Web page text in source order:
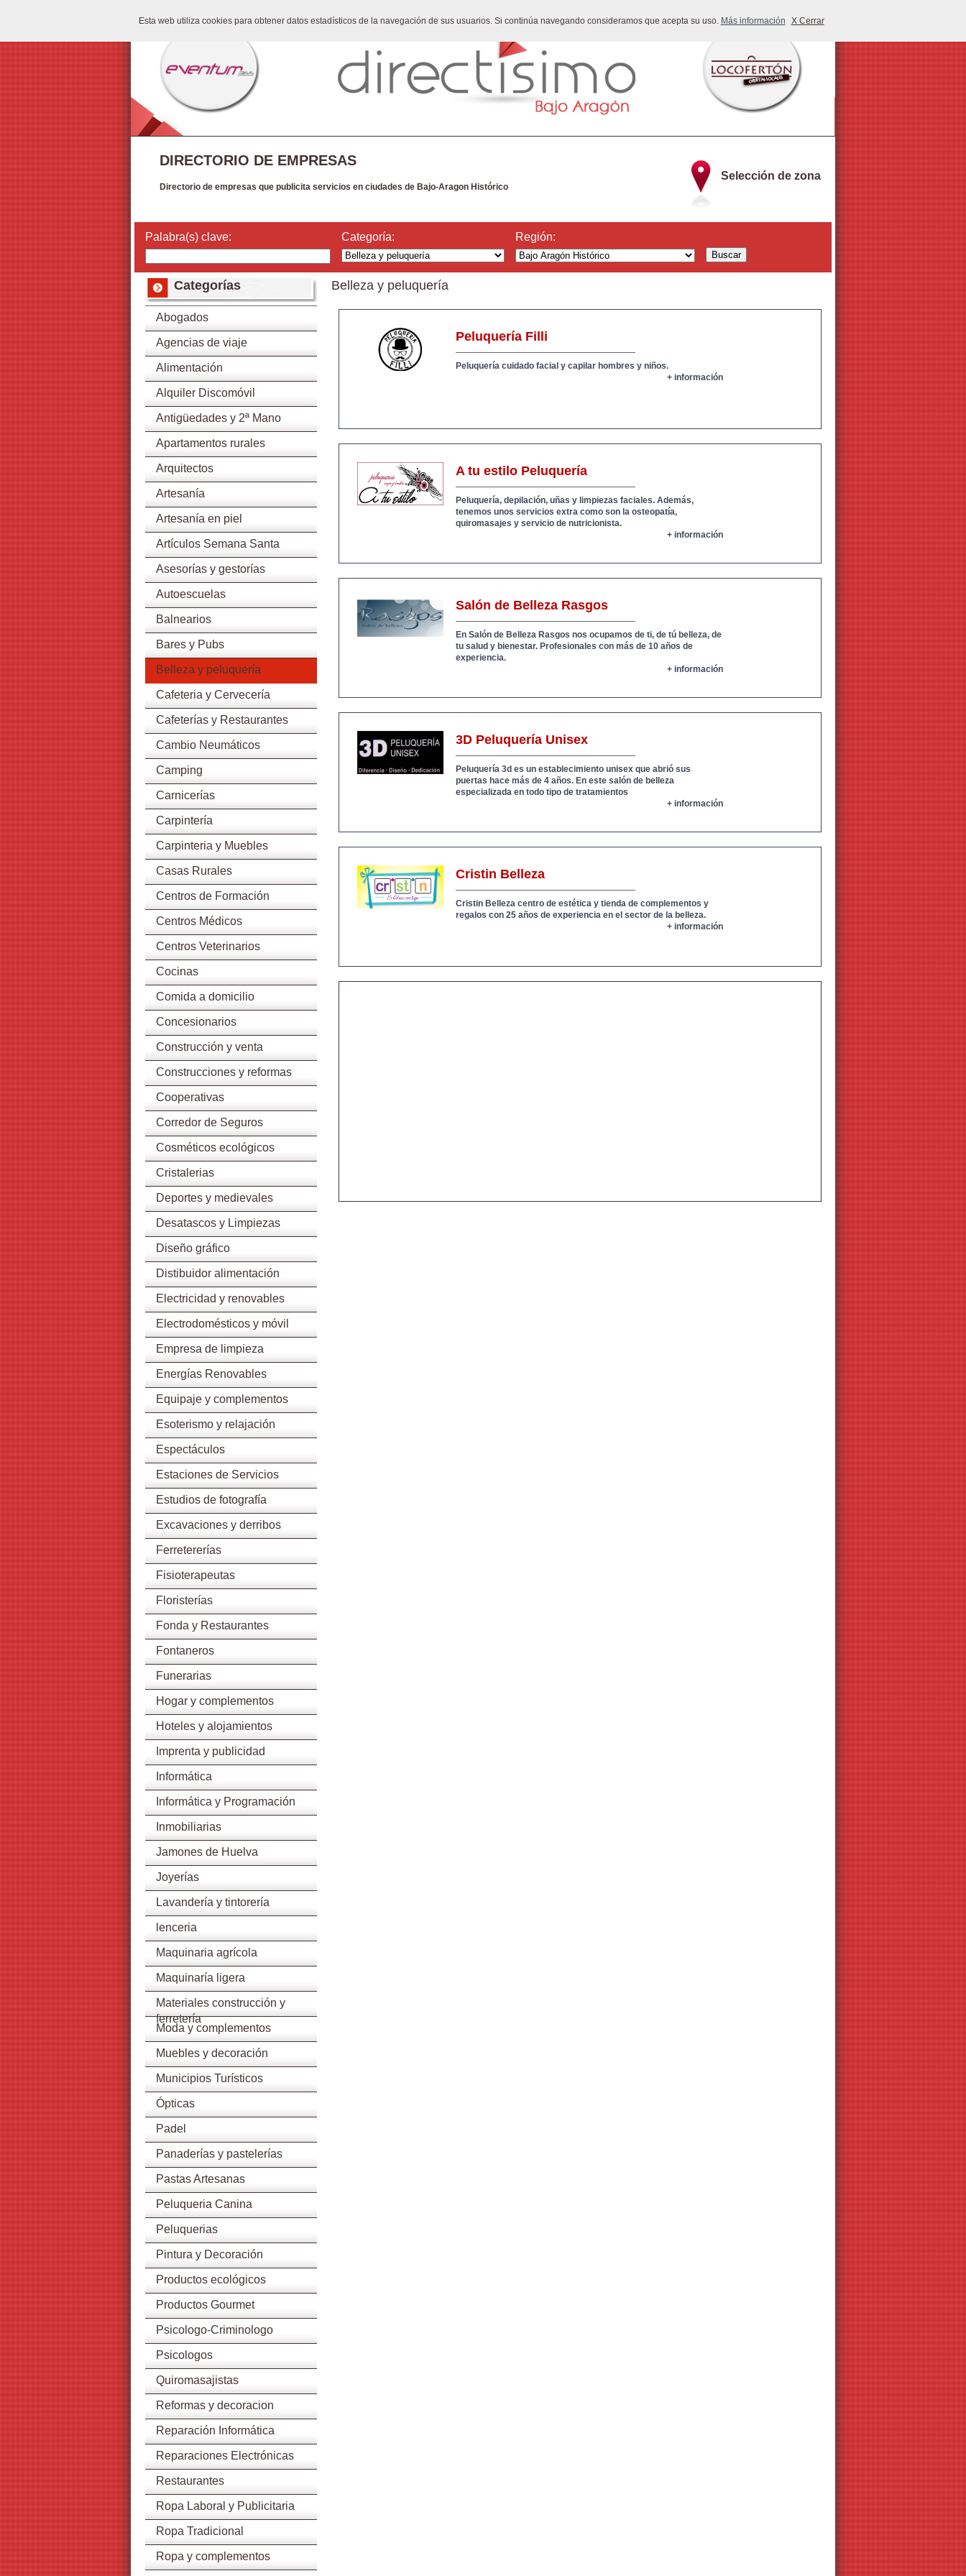
Esta web utiliza cookies para obtener datos estadísticos de la navegación de sus usuarios. Si continúa navegando consideramos que acepta su uso. Más información X Cerrar
Selección de zona
DIRECTORIO DE EMPRESAS
Directorio de empresas que publicita servicios en ciudades de Bajo-Aragon Histórico
Palabra(s) clave: Categoría: Región:
Categorías
Abogados
Agencias de viaje
Alimentación
Alquiler Discomóvil
Antigüedades y 2ª Mano
Apartamentos rurales
Arquitectos
Artesanía
Artesanía en piel
Artículos Semana Santa
Asesorías y gestorías
Autoescuelas
Balnearios
Bares y Pubs
Belleza y peluquería
Cafeteria y Cervecería
Cafeterías y Restaurantes
Cambio Neumáticos
Camping
Carnicerías
Carpintería
Carpinteria y Muebles
Casas Rurales
Centros de Formación
Centros Médicos
Centros Veterinarios
Cocinas
Comida a domicilio
Concesionarios
Construcción y venta
Construcciones y reformas
Cooperativas
Corredor de Seguros
Cosméticos ecológicos
Cristalerias
Deportes y medievales
Desatascos y Limpiezas
Diseño gráfico
Distibuidor alimentación
Electricidad y renovables
Electrodomésticos y móvil
Empresa de limpieza
Energías Renovables
Equipaje y complementos
Esoterismo y relajación
Espectáculos
Estaciones de Servicios
Estudios de fotografía
Excavaciones y derribos
Ferretererías
Fisioterapeutas
Floristerías
Fonda y Restaurantes
Fontaneros
Funerarias
Hogar y complementos
Hoteles y alojamientos
Imprenta y publicidad
Informática
Informática y Programación
Inmobiliarias
Jamones de Huelva
Joyerías
Lavandería y tintorería
lenceria
Maquinaria agrícola
Maquinaría ligera
Materiales construcción y
ferretería
Moda y complementos
Muebles y decoración
Municipios Turísticos
Ópticas
Padel
Panaderías y pastelerías
Pastas Artesanas
Peluqueria Canina
Peluquerias
Pintura y Decoración
Productos ecológicos
Productos Gourmet
Psicologo-Criminologo
Psicologos
Quiromasajistas
Reformas y decoracion
Reparación Informática
Reparaciones Electrónicas
Restaurantes
Ropa Laboral y Publicitaria
Ropa Tradicional
Ropa y complementos
Belleza y peluquería
Peluquería Filli
Peluquería cuidado facial y capilar hombres y niños.
+ información
A tu estilo Peluquería
Peluquería, depilación, uñas y limpiezas faciales. Además,
tenemos unos servicios extra como son la osteopatía,
quiromasajes y servicio de nutricionista.
+ información
Salón de Belleza Rasgos
En Salón de Belleza Rasgos nos ocupamos de ti, de tú belleza, de
tu salud y bienestar. Profesionales con más de 10 años de
experiencia.
+ información
3D Peluquería Unisex
Peluquería 3d es un establecimiento unisex que abrió sus
puertas hace más de 4 años. En este salón de belleza
especializada en todo tipo de tratamientos
+ información
Cristin Belleza
Cristin Belleza centro de estética y tienda de complementos y
regalos con 25 años de experiencia en el sector de la belleza.
+ información